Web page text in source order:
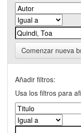
Comenzar nueva
Añadir filtros:
Usa los filtros para